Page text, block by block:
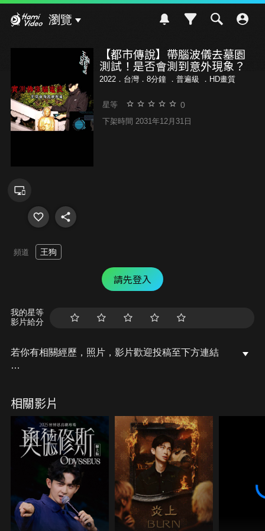
瀏覽
【都市傳說】帶腦波儀去墓園
測試！是否會測到意外現象？
2022．台灣．8分鐘 ． 普遍級 ．HD畫質
星等 0
下架時間 2031年12月31日
頻道 王狗
請先登入
我的星等
影片給分
若你有相關經歷，照片，影片歡迎投稿至下方連結
【奇人報名】：
https://forms.gle/YHk9oVU35UM88Xoi8
訂閱王狗的頻道 → https://reurl.cc/R6gX16​​
王狗的facebook → https://reurl.cc/MZgNd4
←
王狗的instagram→ https://reurl.cc/qm2N8n​
←
相關影片